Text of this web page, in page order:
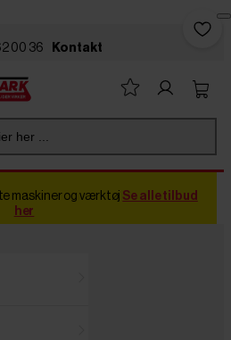
00 36 Kontakt
her ...
maskiner og værktøj Se alle tilbud
her